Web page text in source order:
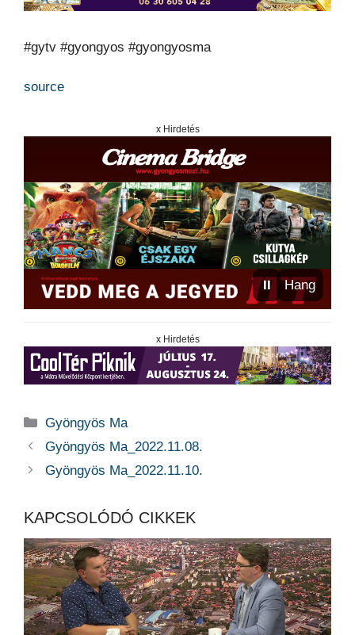
#gytv #gyongyos #gyongyosma
source
x Hirdetés
⏸ Hang
x Hirdetés
Kategória
Gyöngyös Ma
Gyöngyös Ma_2022.11.08.
Gyöngyös Ma_2022.11.10.
KAPCSOLÓDÓ CIKKEK